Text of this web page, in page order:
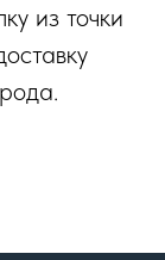
из точки